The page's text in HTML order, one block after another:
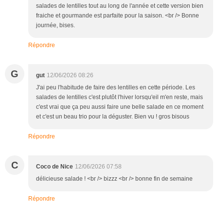
salades de lentilles tout au long de l'année et cette version bien
fraiche et gourmande est parfaite pour la saison. <br /> Bonne
journée, bises.
Répondre
G gut 12/06/2026 08:26
J'ai peu l'habitude de faire des lentilles en cette période. Les
salades de lentilles c'est plutôt l'hiver lorsqu'eil m'en reste, mais
c'est vrai que ça peu aussi faire une belle salade en ce moment
et c'est un beau trio pour la déguster. Bien vu ! gros bisous
Répondre
C Coco de Nice 12/06/2026 07:58
délicieuse salade ! <br /> bizzz <br /> bonne fin de semaine
Répondre